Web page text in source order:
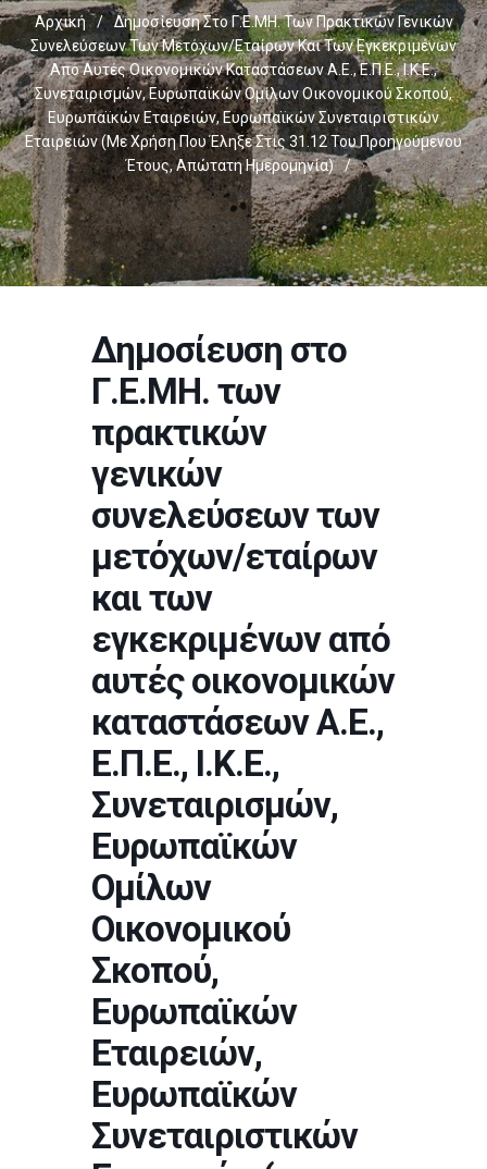
Αρχική /
Δημοσίευση Στο Γ.Ε.ΜΗ. Των Πρακτικών Γενικών
Συνελεύσεων Των Μετόχων/εταίρων Και Των Εγκεκριμένων
Από Αυτές Οικονομικών Καταστάσεων Α.Ε., Ε.Π.Ε., Ι.Κ.Ε.,
Συνεταιρισμών, Ευρωπαϊκών Ομίλων Οικονομικού Σκοπού,
Ευρωπαϊκών Εταιρειών, Ευρωπαϊκών Συνεταιριστικών
Εταιρειών (με Χρήση Που Έληξε Στις 31.12 Του Προηγούμενου
Έτους, Απώτατη Ημερομηνία)
/
Δημοσίευση στο
Γ.Ε.ΜΗ. των
πρακτικών
γενικών
συνελεύσεων των
μετόχων/εταίρων
και των
εγκεκριμένων από
αυτές οικονομικών
καταστάσεων Α.Ε.,
Ε.Π.Ε., Ι.Κ.Ε.,
Συνεταιρισμών,
Ευρωπαϊκών
Ομίλων
Οικονομικού
Σκοπού,
Ευρωπαϊκών
Εταιρειών,
Ευρωπαϊκών
Συνεταιριστικών